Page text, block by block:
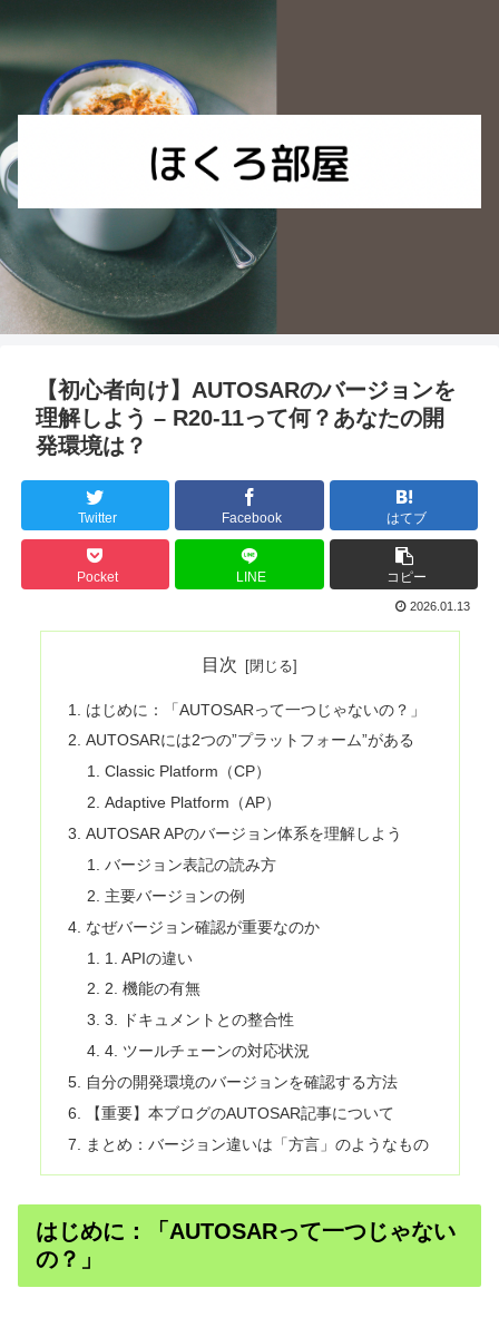
【初心者向け】AUTOSARのバージョンを
理解しよう – R20-11って何？あなたの開
発環境は？
Twitter Facebook はてブ
Pocket LINE コピー
2026.01.13
目次
はじめに：「AUTOSARって一つじゃないの？」
AUTOSARには2つの”プラットフォーム”がある
Classic Platform（CP）
Adaptive Platform（AP）
AUTOSAR APのバージョン体系を理解しよう
バージョン表記の読み方
主要バージョンの例
なぜバージョン確認が重要なのか
1. APIの違い
2. 機能の有無
3. ドキュメントとの整合性
4. ツールチェーンの対応状況
自分の開発環境のバージョンを確認する方法
【重要】本ブログのAUTOSAR記事について
まとめ：バージョン違いは「方言」のようなもの
はじめに：「AUTOSARって一つじゃない
の？」